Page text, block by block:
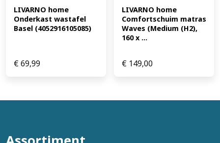
LIVARNO home
Onderkast wastafel
Basel (4052916105085)
€69,99
LIVARNO home
Comfortschuim matras
Waves (Medium (H2),
160 x ...
€ 149,00